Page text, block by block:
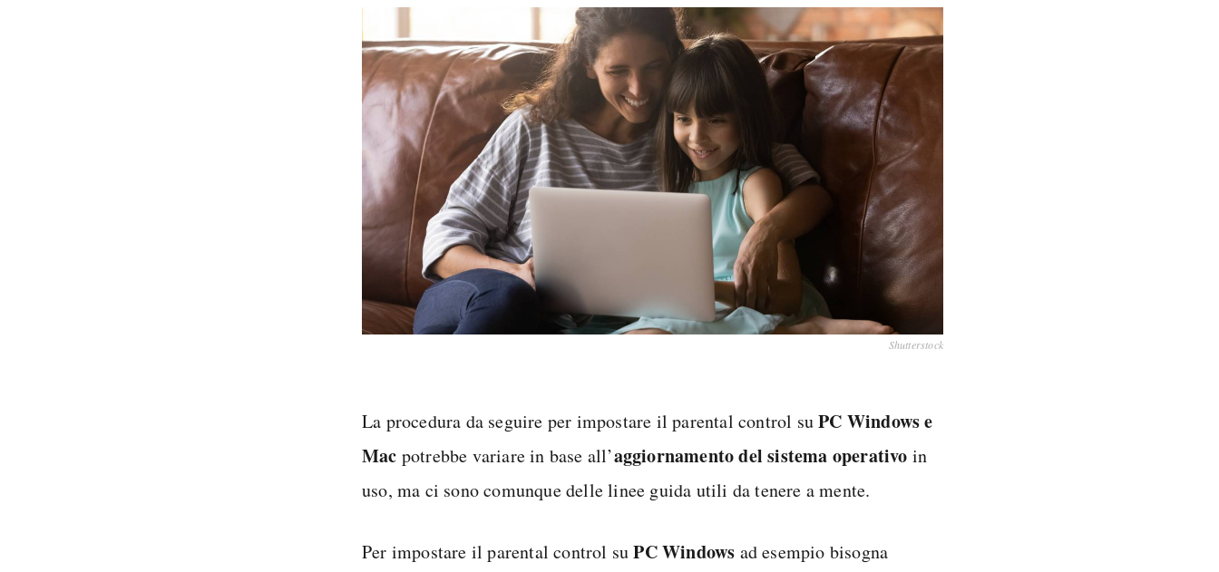
Shutterstock
La procedura da seguire per impostare il parental control suPC Windows e
Mac potrebbe variare in base all’aggiornamento del sistema operativo in
uso, ma ci sono comunque delle linee guida utili da tenere a mente.
Per impostare il parental control suPC Windows ad esempio bisogna